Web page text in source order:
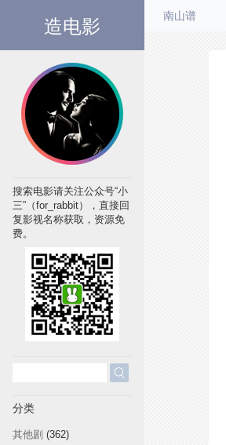
造电影 南山谱
搜索电影请关注公众号“小
三”（for_rabbit），直接回
复影视名称获取，资源免
费。
分类
其他剧 (362)